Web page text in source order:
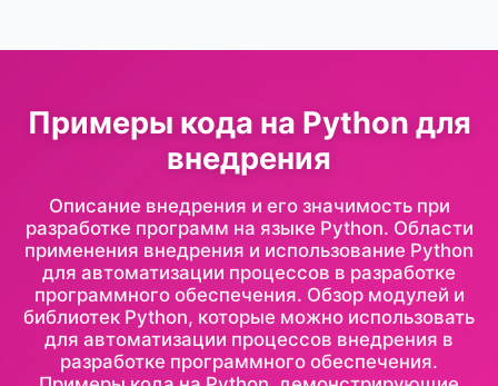
Примеры кода на Python для
внедрения
Описание внедрения и его значимость при
разработке программ на языке Python. Области
применения внедрения и использование Python
для автоматизации процессов в разработке
программного обеспечения. Обзор модулей и
библиотек Python, которые можно использовать
для автоматизации процессов внедрения в
разработке программного обеспечения.